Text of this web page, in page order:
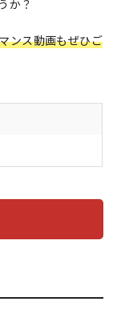
か？
ンス動画もぜひご